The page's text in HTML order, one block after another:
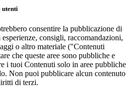
utenti
consentire la pubblicazione di
consigli, raccomandazioni,
o altro materiale ("Contenuti
che queste aree sono pubbliche e
i tuoi Contenuti solo in aree pubbliche
Non puoi pubblicare alcun contenuto
di terzi.